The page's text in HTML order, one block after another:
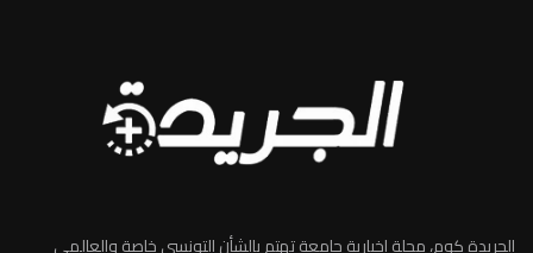
الجريدة كوم، مجلة إخبارية جامعة تهتم بالشأن التونسي خاصة والعالمي